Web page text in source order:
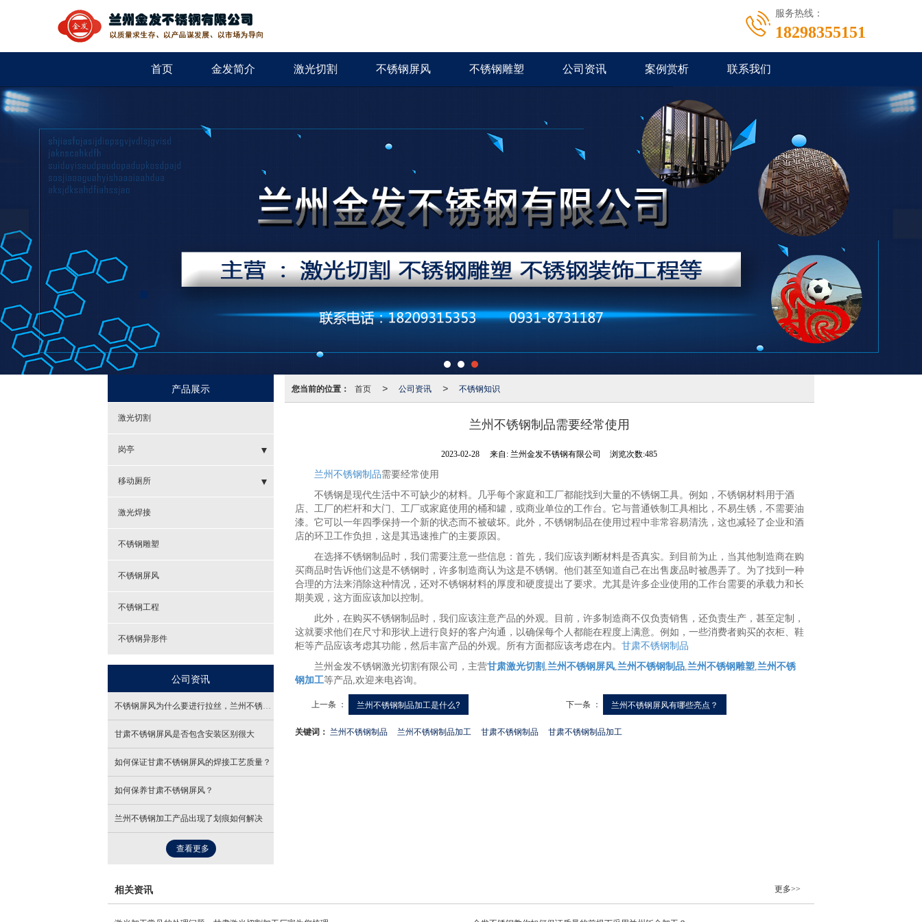
服务热线：
18298355151
首页 金发简介 激光切割 不锈钢屏风 不锈钢雕塑 公司资讯 案例赏析 联系我们
您当前的位置： 首页 > 公司资讯 > 不锈钢知识
兰州不锈钢制品需要经常使用
2023-02-28 来自: 兰州金发不锈钢有限公司 浏览次数:485
兰州不锈钢制品需要经常使用
不锈钢是现代生活中不可缺少的材料。几乎每个家庭和工厂都能找到大量的不锈钢工具。例如，不锈钢材料用于酒
店、工厂的栏杆和大门、工厂或家庭使用的桶和罐，或商业单位的工作台。它与普通铁制工具相比，不易生锈，不需要油
漆。它可以一年四季保持一个新的状态而不被破坏。此外，不锈钢制品在使用过程中非常容易清洗，这也减轻了企业和酒
店的环卫工作负担，这是其迅速推广的主要原因。
在选择不锈钢制品时，我们需要注意一些信息：首先，我们应该判断材料是否真实。到目前为止，当其他制造商在购
买商品时告诉他们这是不锈钢时，许多制造商认为这是不锈钢。他们甚至知道自己在出售废品时被愚弄了。为了找到一种
合理的方法来消除这种情况，还对不锈钢材料的厚度和硬度提出了要求。尤其是许多企业使用的工作台需要的承载力和长
期美观，这方面应该加以控制。
此外，在购买不锈钢制品时，我们应该注意产品的外观。目前，许多制造商不仅负责销售，还负责生产，甚至定制，
这就要求他们在尺寸和形状上进行良好的客户沟通，以确保每个人都能在程度上满意。例如，一些消费者购买的衣柜、鞋
柜等产品应该考虑其功能，然后丰富产品的外观。所有方面都应该考虑在内。 甘肃不锈钢制品
兰州金发不锈钢激光切割有限公司，主营甘肃激光切割 ,兰州不锈钢屏风,兰州不锈钢制品,兰州不锈钢雕塑,兰州不锈
钢加工等产品,欢迎来电咨询。
上一条 ： 兰州不锈钢制品加工是什么? 下一条 ： 兰州不锈钢屏风有哪些亮点？
关键词： 兰州不锈钢制品 兰州不锈钢制品加工 甘肃不锈钢制品 甘肃不锈钢制品加工
产品展示
激光切割
岗亭
- 警务岗亭
- 收费亭
- 售货亭
- 站台岗亭
移动厕所
- 仿古环保厕所
- 拖车式环保公厕
激光焊接
不锈钢雕塑
不锈钢屏风
不锈钢工程
不锈钢异形件
公司资讯
不锈钢屏风为什么要进行拉丝，兰州不锈钢加工
甘肃不锈钢屏风是否包含安装区别很大
如何保证甘肃不锈钢屏风的焊接工艺质量？
如何保养甘肃不锈钢屏风？
兰州不锈钢加工产品出现了划痕如何解决
查看更多
相关资讯 更多>>